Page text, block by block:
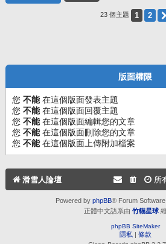
23 個主題 1 2
版面權限
您 不能在這個版面發表主題
您 不能在這個版面回覆主題
您 不能在這個版面編輯您的文章
您 不能在這個版面刪除您的文章
您 不能在這個版面上傳附加檔案
滑雪人論壇 所
Powered by phpBB® Forum
正體中文語系由 竹貓星球
phpBB SiteMaker
隱私 | 條款